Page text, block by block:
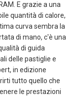
E grazie a una
quantità di calore,
curva sembra la
di mano, c'è una
di guida
delle pastiglie e
in edizione
tutto quello che
le prestazioni